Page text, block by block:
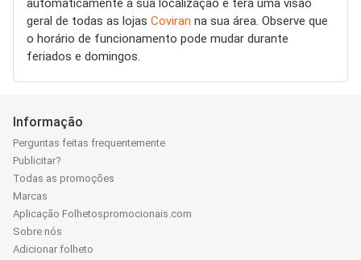
automaticamente a sua localização e terá uma visão
geral de todas as lojas Coviran na sua área. Observe que
o horário de funcionamento pode mudar durante
feriados e domingos.
Informação
Perguntas feitas frequentemente
Publicitar?
Todas as promoções
Marcas
Aplicação Folhetospromocionais.com
Sobre nós
Adicionar folheto